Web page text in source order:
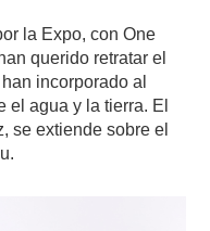
la Expo, con One
querido retratar el
incorporado al
el agua y la tierra. El
se extiende sobre el